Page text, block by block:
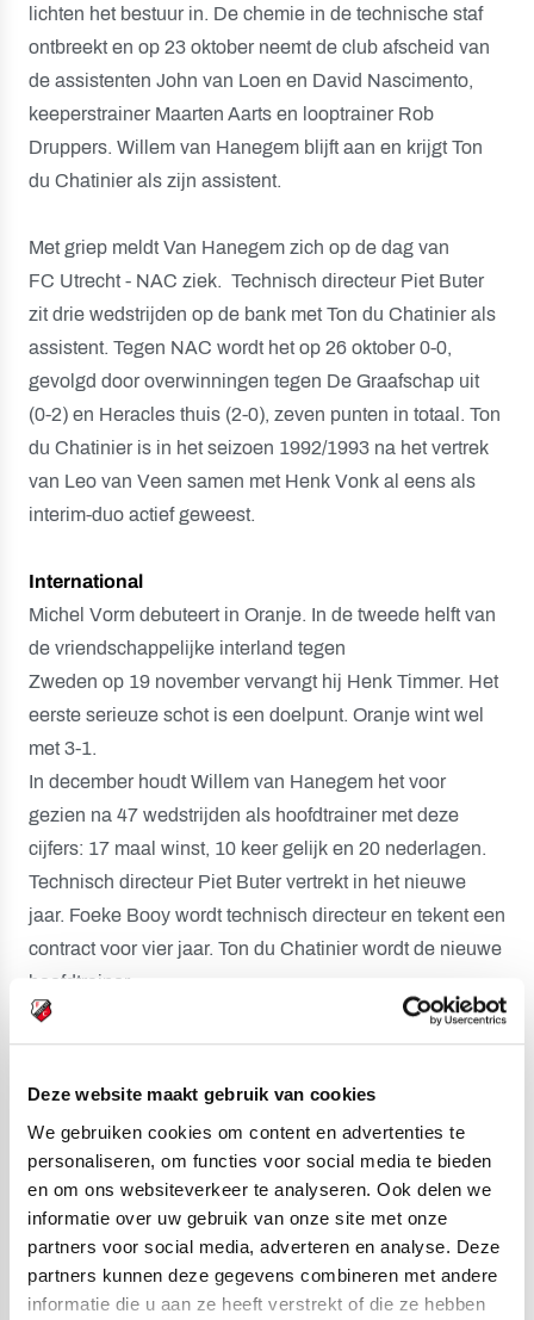
Deze website maakt gebruik van cookies
We gebruiken cookies om content en advertenties te
personaliseren, om functies voor social media te bieden
en om ons websiteverkeer te analyseren. Ook delen we
informatie over uw gebruik van onze site met onze
partners voor social media, adverteren en analyse. Deze
partners kunnen deze gegevens combineren met andere
informatie die u aan ze heeft verstrekt of die ze hebben
lichten het bestuur in. De chemie in de technische staf
ontbreekt en op 23 oktober neemt de club afscheid van
de assistenten John van Loen en David Nascimento,
keeperstrainer Maarten Aarts en looptrainer Rob
Druppers. Willem van Hanegem blijft aan en krijgt Ton
du Chatinier als zijn assistent.
Met griep meldt Van Hanegem zich op de dag van
FC Utrecht - NAC ziek. Technisch directeur Piet Buter
zit drie wedstrijden op de bank met Ton du Chatinier als
assistent. Tegen NAC wordt het op 26 oktober 0-0,
gevolgd door overwinningen tegen De Graafschap uit
(0-2) en Heracles thuis (2-0), zeven punten in totaal. Ton
du Chatinier is in het seizoen 1992/1993 na het vertrek
van Leo van Veen samen met Henk Vonk al eens als
interim-duo actief geweest.
International
Michel Vorm debuteert in Oranje. In de tweede helft van
de vriendschappelijke interland tegen
Zweden op 19 november vervangt hij Henk Timmer. Het
eerste serieuze schot is een doelpunt. Oranje wint wel
met 3-1.
In december houdt Willem van Hanegem het voor
gezien na 47 wedstrijden als hoofdtrainer met deze
cijfers: 17 maal winst, 10 keer gelijk en 20 nederlagen.
Technisch directeur Piet Buter vertrekt in het nieuwe
jaar. Foeke Booy wordt technisch directeur en tekent een
contract voor vier jaar. Ton du Chatinier wordt de nieuwe
hoofdtrainer.
Cedric van der Gun maakt op vrijdag 13 februari uit
Heerenveen. Michael Silberbauer is de maker.
De 40 doelpunten in de competitie worden door 15
verschillende spelers gemaakt. De verdedigers Keller,
Cornelisse, Dickoh, Nesu en Schut. De middenvelders
Van Dijk, Silberbauer, Caluwé, Cziommer en Somers.